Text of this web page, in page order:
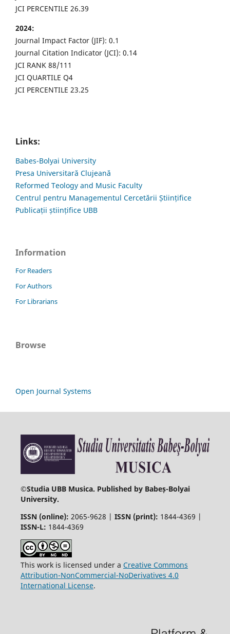
JCI PERCENTILE 26.39
2024:
Journal Impact Factor (JIF): 0.1
Journal Citation Indicator (JCI): 0.14
JCI RANK 88/111
JCI QUARTILE Q4
JCI PERCENTILE 23.25
Links:
Babes-Bolyai University
Presa Universitară Clujeană
Reformed Teology and Music Faculty
Centrul pentru Managementul Cercetării Științifice
Publicații științifice UBB
Information
For Readers
For Authors
For Librarians
Browse
Open Journal Systems
©Studia UBB Musica. Published by Babeș-Bolyai
University.
ISSN (online): 2065-9628 | ISSN (print): 1844-4369 |
ISSN-L: 1844-4369
This work is licensed under a Creative Commons
Attribution-NonCommercial-NoDerivatives 4.0
International License.